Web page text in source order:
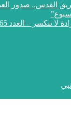
لا تنكسر – العدد 465